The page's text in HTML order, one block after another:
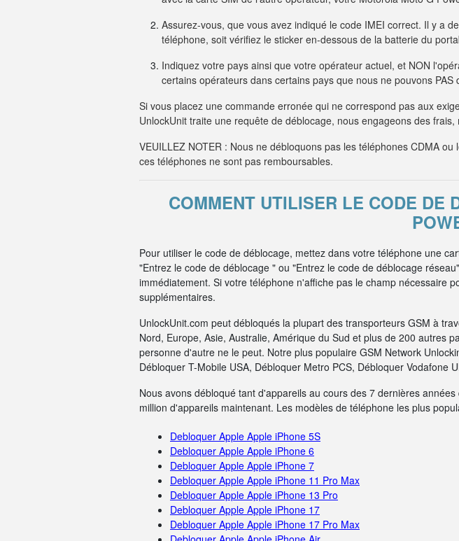
Assurez-vous, que vous avez indiqué le code IMEI correct. Il y a
téléphone, soit vérifiez le sticker en-dessous de la batterie du
Indiquez votre pays ainsi que votre opérateur actuel, et NON
certains opérateurs dans certains pays que nous ne pouvons
Si vous placez une commande erronée qui ne correspond pas aux
UnlockUnit traite une requête de déblocage, nous engageons des
VEUILLEZ NOTER : Nous ne débloquons pas les téléphones CDMA
ces téléphones ne sont pas remboursables.
COMMENT UTILISER LE CODE DE
Pour utiliser le code de déblocage, mettez dans votre téléphone une
"Entrez le code de déblocage " ou "Entrez le code de déblocage
immédiatement. Si votre téléphone n'affiche pas le champ nécessaire
supplémentaires.
UnlockUnit.com peut débloqués la plupart des transporteurs GSM à
Nord, Europe, Asie, Australie, Amérique du Sud et plus de 200 autres
personne d'autre ne le peut. Notre plus populaire GSM Network
Débloquer T-Mobile USA, Débloquer Metro PCS, Débloquer Vodafone
Nous avons débloqué tant d'appareils au cours des 7 dernières
million d'appareils maintenant. Les modèles de téléphone les plus
Debloquer Apple Apple iPhone 5S
Debloquer Apple Apple iPhone 6
Debloquer Apple Apple iPhone 7
Debloquer Apple Apple iPhone 11 Pro Max
Debloquer Apple Apple iPhone 13 Pro
Debloquer Apple Apple iPhone 17
Debloquer Apple Apple iPhone 17 Pro Max